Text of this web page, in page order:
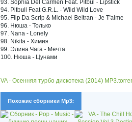
93. Sophia Del Carmen Feat. Pitbul - Lipstick
94. Pitbull Feat G.R.L. - Wild Wild Love
95. Flip Da Scrip & Michael Beltran - Je T'aime
96. Нюша - Только
97. Nana - Lonely
98. Nikita - Химия
99. Элина Чага - Мечта
100. Нюша - Цунами
VA - Осенняя турбо дискотека (2014)
Похожие сборники Mp3: